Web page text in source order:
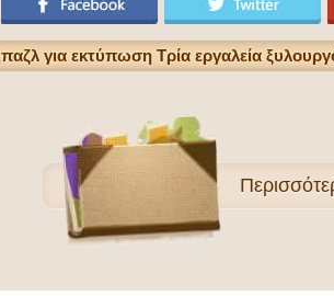
παζλ για εκτύπωση Τρία εργαλεία